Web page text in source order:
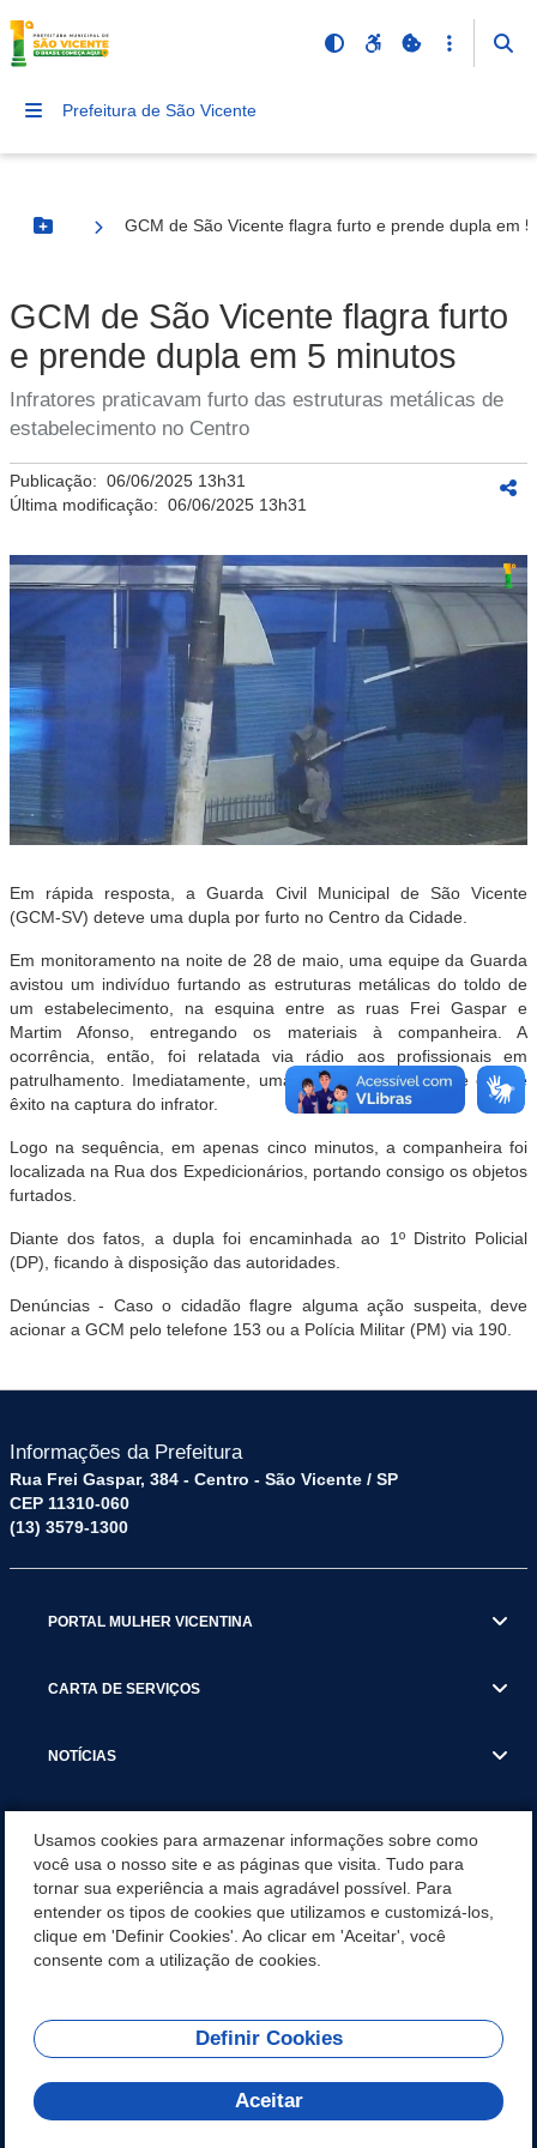
Prefeitura de São Vicente
Botão Menu
GCM de São Vicente flagra furto e prende dupla em
GCM de São Vicente flagra furto
e prende dupla em 5 minutos
Infratores praticavam furto das estruturas metálicas de
estabelecimento no Centro
Publicação: 06/06/2025 13h31
Última modificação: 06/06/2025 13h31
Em rápida resposta, a Guarda Civil Municipal de São Vicente
(GCM-SV) deteve uma dupla por furto no Centro da Cidade.
Em monitoramento na noite de 28 de maio, uma equipe da Guarda
avistou um indivíduo furtando as estruturas metálicas do toldo de
um estabelecimento, na esquina entre as ruas Frei Gaspar e
Martim Afonso, entregando os materiais à companheira. A
ocorrência, então, foi relatada via rádio aos profissionais em
patrulhamento. Imediatamente, uma viatura deslocou-se e obteve
êxito na captura do infrator.
Logo na sequência, em apenas cinco minutos, a companheira foi
localizada na Rua dos Expedicionários, portando consigo os objetos
furtados.
Diante dos fatos, a dupla foi encaminhada ao 1º Distrito Policial
(DP), ficando à disposição das autoridades.
Denúncias - Caso o cidadão flagre alguma ação suspeita, deve
acionar a GCM pelo telefone 153 ou a Polícia Militar (PM) via 190.
Informações da Prefeitura
Rua Frei Gaspar, 384 - Centro - São Vicente / SP
CEP 11310-060
(13) 3579-1300
PORTAL MULHER VICENTINA
CARTA DE SERVIÇOS
NOTÍCIAS
VISITE SÃO VICENTE
INSTITUCIONAL
REDES SOCIAIS
Usamos cookies para armazenar informações sobre como
você usa o nosso site e as páginas que visita. Tudo para
tornar sua experiência a mais agradável possível. Para
entender os tipos de cookies que utilizamos e customizá-los,
clique em 'Definir Cookies'. Ao clicar em 'Aceitar', você
consente com a utilização de cookies.
Definir Cookies
Aceitar
Olá! Como
posso te ajudar?